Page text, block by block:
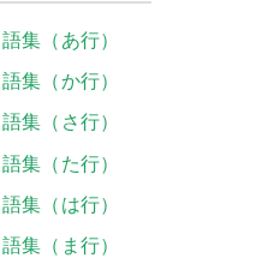
集（あ行）
集（か行）
集（さ行）
集（た行）
集（は行）
集（ま行）